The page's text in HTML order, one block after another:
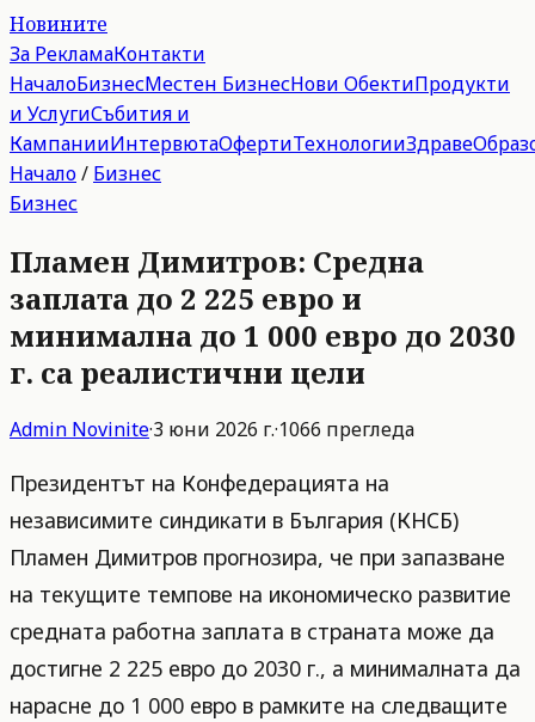
Новините
За РекламаКонтакти
НачалоБизнесМестен БизнесНови ОбектиПродукти
и УслугиСъбития и
КампанииИнтервютаОфертиТехнологииЗдраве
Начало/ Бизнес
Бизнес
Пламен Димитров: Средна
заплата до 2 225 евро и
минимална до 1 000 евро до 2030
г. са реалистични цели
Admin Novinite·3 юни 2026 г.·1066 прегледа
Президентът на Конфедерацията на
независимите синдикати в България (КНСБ)
Пламен Димитров прогнозира, че при запазване
на текущите темпове на икономическо развитие
средната работна заплата в страната може да
достигне 2 225 евро до 2030 г., а минималната да
нарасне до 1 000 евро в рамките на следващите